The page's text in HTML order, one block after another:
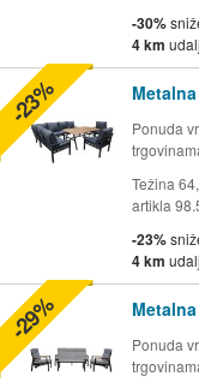
-30%
4 km
Ponuda
Težina
artikla
-23%
4 km
-23%
Ponuda
-29%